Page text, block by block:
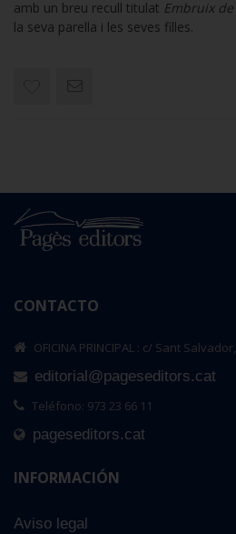
amb un breu recull titulat Embruix
la seva parella i les seves filles.
CONTACTO
OFICINA PRINCIPAL : c/ Sant
editorial@pageseditors.cat
Teléfono: 973 23 66 11
pageseditors.cat
INFORMACIÓN
Aviso legal